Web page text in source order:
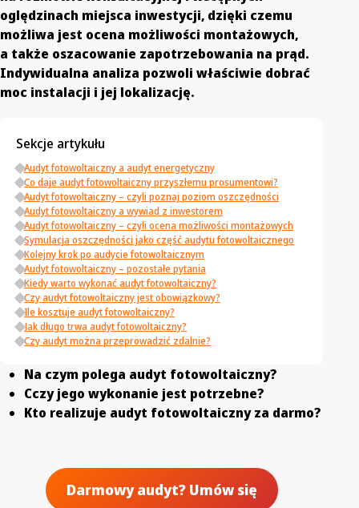
oględzinach miejsca inwestycji, dzięki czemu
możliwa jest ocena możliwości montażowych,
a także oszacowanie zapotrzebowania na prąd.
Indywidualna analiza pozwoli właściwie dobrać
moc instalacji i jej lokalizację.
Sekcje artykułu
Audyt fotowoltaiczny a audyt energetyczny
Co daje audyt fotowoltaiczny przyszłemu prosumentowi?
Audyt fotowoltaiczny – czyli poznaj poziom oszczędności
Audyt fotowoltaiczny a wywiad z inwestorem
Audyt fotowoltaiczny – czyli ocena możliwości montażowych
Symulacja oszczędności jako część audytu fotowoltaicznego
Kolejny krok po audycie fotowoltaicznym
Audyt fotowoltaiczny – pozostałe pytania
Kiedy warto wykonać audyt fotowoltaiczny?
Czy audyt fotowoltaiczny jest obowiązkowy?
Ile kosztuje audyt fotowoltaiczny?
Jak długo trwa audyt fotowoltaiczny?
Czy audyt można przeprowadzić zdalnie?
Na czym polega audyt fotowoltaiczny?
Cczy jego wykonanie jest potrzebne?
Kto realizuje audyt fotowoltaiczny za darmo?
Darmowy audyt? Umów się